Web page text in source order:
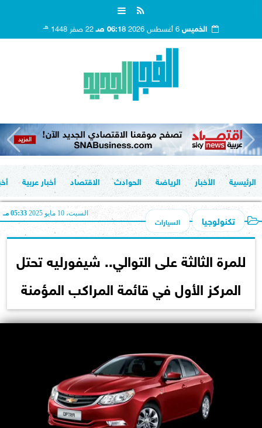
الخميس 06:18 صـ 22 صفر 1448 هـ
الرئيسية الأخبار الرياضة الحوادث الاقتصاد أخبار عربية
تكنولوجيا السيارات
السبت، 10 مايو 2025 05:33 مـ
للمرة الثالثة على التوالي.. شيفورليه تحتل
المركز الأول في قائمة المراكب المؤمنة